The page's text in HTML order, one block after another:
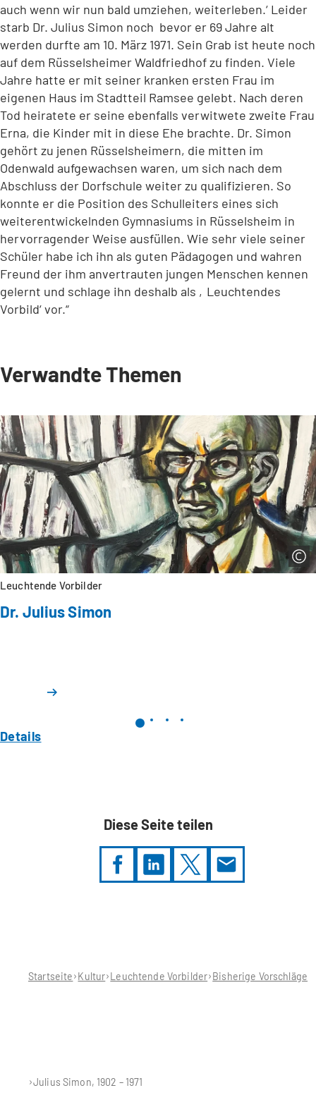
auch wenn wir nun bald umziehen, weiterleben.‘ Leider
starb Dr. Julius Simon noch bevor er 69 Jahre alt
werden durfte am 10. März 1971. Sein Grab ist heute noch
auf dem Rüsselsheimer Waldfriedhof zu finden. Viele
Jahre hatte er mit seiner kranken ersten Frau im
eigenen Haus im Stadtteil Ramsee gelebt. Nach deren
Tod heiratete er seine ebenfalls verwitwete zweite Frau
Erna, die Kinder mit in diese Ehe brachte. Dr. Simon
gehört zu jenen Rüsselsheimern, die mitten im
Odenwald aufgewachsen waren, um sich nach dem
Abschluss der Dorfschule weiter zu qualifizieren. So
konnte er die Position des Schulleiters eines sich
weiterentwickelnden Gymnasiums in Rüsselsheim in
hervorragender Weise ausfüllen. Wie sehr viele seiner
Schüler habe ich ihn als guten Pädagogen und wahren
Freund der ihm anvertrauten jungen Menschen kennen
gelernt und schlage ihn deshalb als ‚Leuchtendes
Vorbild‘ vor.“
Verwandte Themen
Leuchtende Vorbilder
Dr. Julius Simon
Details
Diese Seite teilen
hier:Startseite Kultur Leuchtende Vorbilder Bisherige Vorschläge
Julius Simon, 1902 – 1971